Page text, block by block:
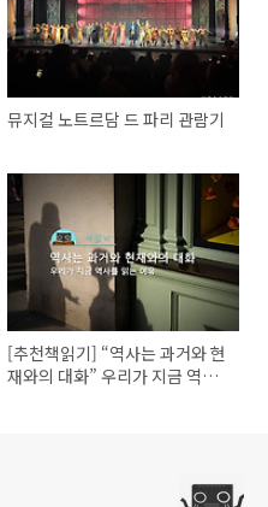
뮤지컬 노트르담 드 파리 관람기
[추천책읽기] “역사는 과거와 현
재와의 대화” 우리가 지금 역사